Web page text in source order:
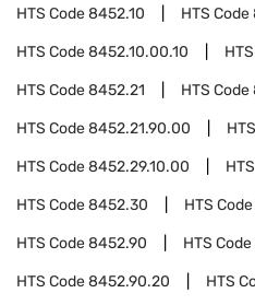
HTS Code8452.10 HTS Code
HTS Code8452.10.00.10
HTS Code8452.21 HTS Code
HTS Code8452.21.90.00
HTS Code8452.29.10.00
HTS Code8452.30 HTS Code
HTS Code8452.90 HTS Code
HTS Code8452.90.20 HTS